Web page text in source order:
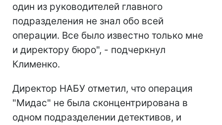
один из руководителей главного
подразделения не знал обо всей
операции. Все было известно только мне
и директору бюро", - подчеркнул
Клименко.
Директор НАБУ отметил, что операция
"Мидас" не была сконцентрирована в
одном подразделении детективов, и